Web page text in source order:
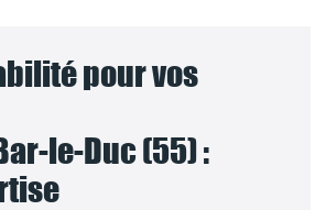
pour vos
le-Duc (55) :